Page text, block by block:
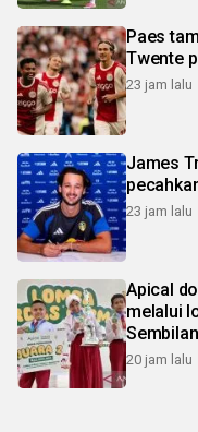
Paes
Twente
23 jam lalu
James
23 jam lalu
Apical
melalui
Sembilan
20 jam lalu